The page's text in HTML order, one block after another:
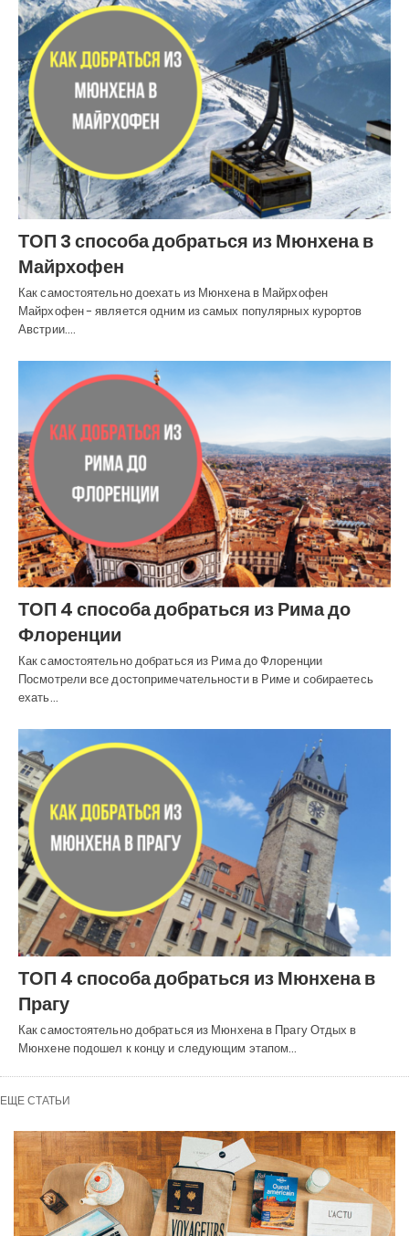
ТОП 3 способа добраться из Мюнхена в
Майрхофен
Как самостоятельно доехать из Мюнхена в Майрхофен
Майрхофен - является одним из самых популярных курортов
Австрии.…
ТОП 4 способа добраться из Рима до
Флоренции
Как самостоятельно добраться из Рима до Флоренции
Посмотрели все достопримечательности в Риме и собираетесь
ехать…
ТОП 4 способа добраться из Мюнхена в
Прагу
Как самостоятельно добраться из Мюнхена в Прагу Отдых в
Мюнхене подошел к концу и следующим этапом…
ЕЩЕ СТАТЬИ